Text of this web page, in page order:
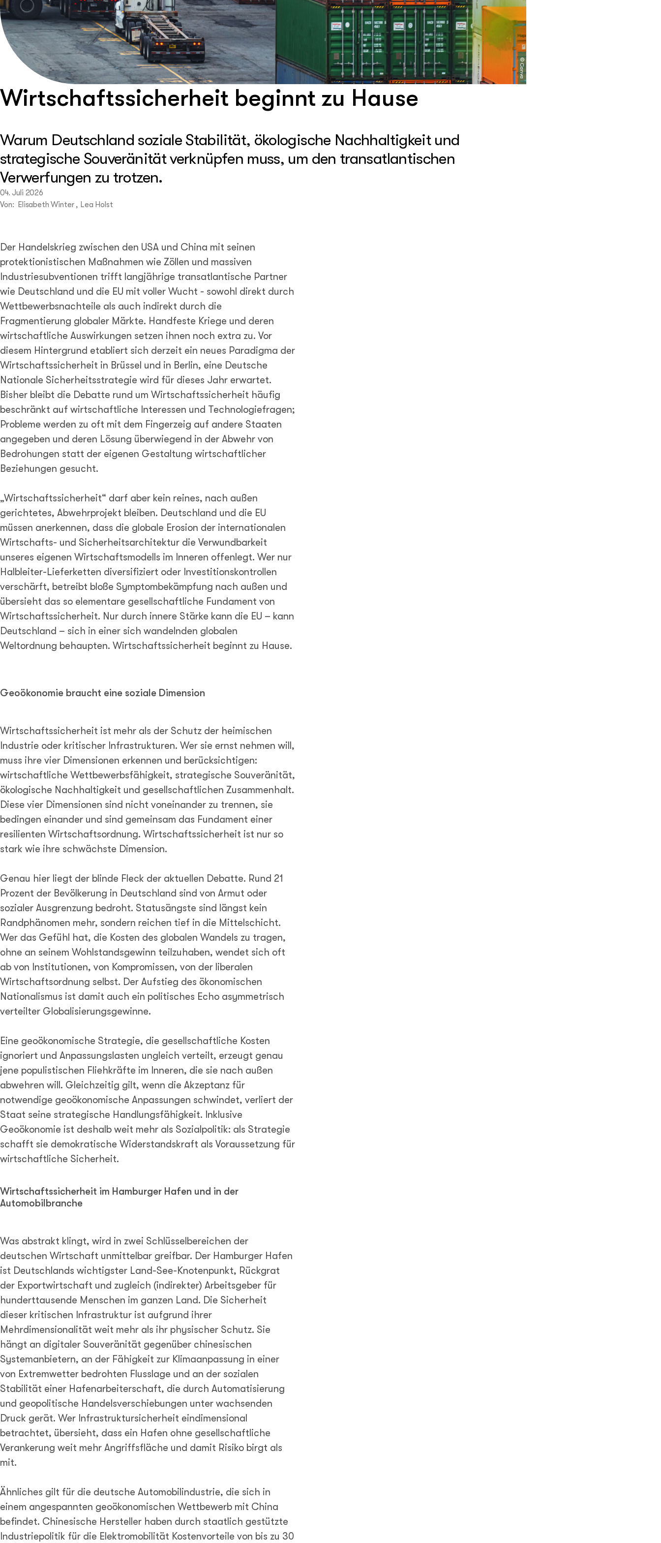
©
Canva
Wirtschaftssicherheit beginnt zu Hause
Warum Deutschland soziale Stabilität, ökologische Nachhaltigkeit und
strategische Souveränität verknüpfen muss, um den transatlantischen
Verwerfungen zu trotzen.
04. Juli 2026
Von: Elisabeth Winter , Lea Holst
Der Handelskrieg zwischen den USA und China mit seinen
protektionistischen Maßnahmen wie Zöllen und massiven
Industriesubventionen trifft langjährige transatlantische Partner
wie Deutschland und die EU mit voller Wucht - sowohl direkt durch
Wettbewerbsnachteile als auch indirekt durch die
Fragmentierung globaler Märkte. Handfeste Kriege und deren
wirtschaftliche Auswirkungen setzen ihnen noch extra zu. Vor
diesem Hintergrund etabliert sich derzeit ein neues Paradigma der
Wirtschaftssicherheit in Brüssel und in Berlin, eine Deutsche
Nationale Sicherheitsstrategie wird für dieses Jahr erwartet.
Bisher bleibt die Debatte rund um Wirtschaftssicherheit häufig
beschränkt auf wirtschaftliche Interessen und Technologiefragen;
Probleme werden zu oft mit dem Fingerzeig auf andere Staaten
angegeben und deren Lösung überwiegend in der Abwehr von
Bedrohungen statt der eigenen Gestaltung wirtschaftlicher
Beziehungen gesucht.
„Wirtschaftssicherheit“ darf aber kein reines, nach außen
gerichtetes, Abwehrprojekt bleiben. Deutschland und die EU
müssen anerkennen, dass die globale Erosion der internationalen
Wirtschafts- und Sicherheitsarchitektur die Verwundbarkeit
unseres eigenen Wirtschaftsmodells im Inneren offenlegt. Wer nur
Halbleiter-Lieferketten diversifiziert oder Investitionskontrollen
verschärft, betreibt bloße Symptombekämpfung nach außen und
übersieht das so elementare gesellschaftliche Fundament von
Wirtschaftssicherheit. Nur durch innere Stärke kann die EU – kann
Deutschland – sich in einer sich wandelnden globalen
Weltordnung behaupten. Wirtschaftssicherheit beginnt zu Hause.
Geoökonomie braucht eine soziale Dimension
Wirtschaftssicherheit ist mehr als der Schutz der heimischen
Industrie oder kritischer Infrastrukturen. Wer sie ernst nehmen will,
muss ihre vier Dimensionen erkennen und berücksichtigen:
wirtschaftliche Wettbewerbsfähigkeit, strategische Souveränität,
ökologische Nachhaltigkeit und gesellschaftlichen Zusammenhalt.
Diese vier Dimensionen sind nicht voneinander zu trennen, sie
bedingen einander und sind gemeinsam das Fundament einer
resilienten Wirtschaftsordnung. Wirtschaftssicherheit ist nur so
stark wie ihre schwächste Dimension.
Genau hier liegt der blinde Fleck der aktuellen Debatte. Rund 21
Prozent der Bevölkerung in Deutschland sind von Armut oder
sozialer Ausgrenzung bedroht. Statusängste sind längst kein
Randphänomen mehr, sondern reichen tief in die Mittelschicht.
Wer das Gefühl hat, die Kosten des globalen Wandels zu tragen,
ohne an seinem Wohlstandsgewinn teilzuhaben, wendet sich oft
ab von Institutionen, von Kompromissen, von der liberalen
Wirtschaftsordnung selbst. Der Aufstieg des ökonomischen
Nationalismus ist damit auch ein politisches Echo asymmetrisch
verteilter Globalisierungsgewinne.
Eine geoökonomische Strategie, die gesellschaftliche Kosten
ignoriert und Anpassungslasten ungleich verteilt, erzeugt genau
jene populistischen Fliehkräfte im Inneren, die sie nach außen
abwehren will. Gleichzeitig gilt, wenn die Akzeptanz für
notwendige geoökonomische Anpassungen schwindet, verliert der
Staat seine strategische Handlungsfähigkeit. Inklusive
Geoökonomie ist deshalb weit mehr als Sozialpolitik: als Strategie
schafft sie demokratische Widerstandskraft als Voraussetzung für
wirtschaftliche Sicherheit.
Wirtschaftssicherheit im Hamburger Hafen und in der
Automobilbranche
Was abstrakt klingt, wird in zwei Schlüsselbereichen der
deutschen Wirtschaft unmittelbar greifbar. Der Hamburger Hafen
ist Deutschlands wichtigster Land-See-Knotenpunkt, Rückgrat
der Exportwirtschaft und zugleich (indirekter) Arbeitsgeber für
hunderttausende Menschen im ganzen Land. Die Sicherheit
dieser kritischen Infrastruktur ist aufgrund ihrer
Mehrdimensionalität weit mehr als ihr physischer Schutz. Sie
hängt an digitaler Souveränität gegenüber chinesischen
Systemanbietern, an der Fähigkeit zur Klimaanpassung in einer
von Extremwetter bedrohten Flusslage und an der sozialen
Stabilität einer Hafenarbeiterschaft, die durch Automatisierung
und geopolitische Handelsverschiebungen unter wachsenden
Druck gerät. Wer Infrastruktursicherheit eindimensional
betrachtet, übersieht, dass ein Hafen ohne gesellschaftliche
Verankerung weit mehr Angriffsfläche und damit Risiko birgt als
mit.
Ähnliches gilt für die deutsche Automobilindustrie, die sich in
einem angespannten geoökonomischen Wettbewerb mit China
befindet. Chinesische Hersteller haben durch staatlich gestützte
Industriepolitik für die Elektromobilität Kostenvorteile von bis zu 30